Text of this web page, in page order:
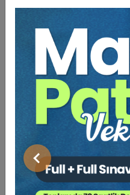
Önceki
Dijital Yardımcılara
Kurallarının Türk
Değerlendirilmesi
Doç. Dr. Selin SERT
Direktifinin Türk
Bakımından
Av. Dr. Nisa Nur
Hakkı Direktifi:
Adım